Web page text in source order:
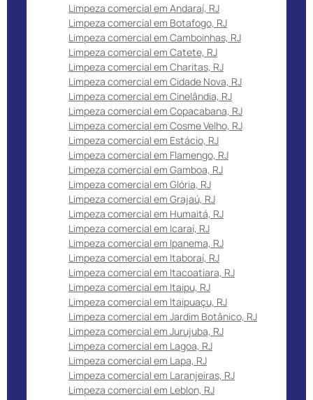
Limpeza comercial em Andaraí, RJ
Limpeza comercial em Botafogo, RJ
Limpeza comercial em Camboinhas, RJ
Limpeza comercial em Catete, RJ
Limpeza comercial em Charitas, RJ
Limpeza comercial em Cidade Nova, RJ
Limpeza comercial em Cinelândia, RJ
Limpeza comercial em Copacabana, RJ
Limpeza comercial em Cosme Velho, RJ
Limpeza comercial em Estácio, RJ
Limpeza comercial em Flamengo, RJ
Limpeza comercial em Gamboa, RJ
Limpeza comercial em Glória, RJ
Limpeza comercial em Grajaú, RJ
Limpeza comercial em Humaitá, RJ
Limpeza comercial em Icaraí, RJ
Limpeza comercial em Ipanema, RJ
Limpeza comercial em Itaboraí, RJ
Limpeza comercial em Itacoatiara, RJ
Limpeza comercial em Itaipu, RJ
Limpeza comercial em Itaipuaçu, RJ
Limpeza comercial em Jardim Botânico, RJ
Limpeza comercial em Jurujuba, RJ
Limpeza comercial em Lagoa, RJ
Limpeza comercial em Lapa, RJ
Limpeza comercial em Laranjeiras, RJ
Limpeza comercial em Leblon, RJ